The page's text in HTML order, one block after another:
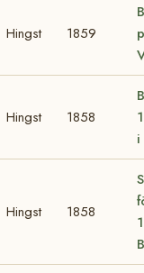
Hingst 1859
Hingst 1858
i
Hingst 1858